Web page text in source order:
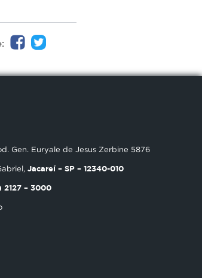
Gen. Euryale de Jesus Zerbine 5876
Jacareí – SP – 12340-010
2127 – 3000